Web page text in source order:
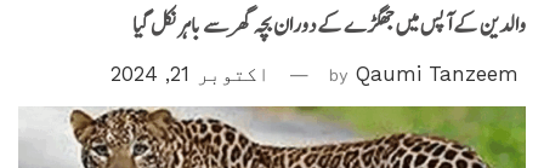
والدین کے آپس میں جھگڑے کے دوران بچہ گھر سے باہر نکل گیا
by Qaumi Tanzeem اکتوبر 21, 2024